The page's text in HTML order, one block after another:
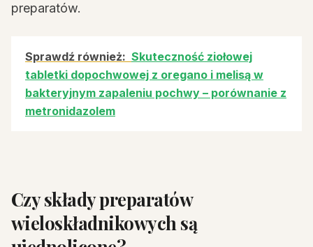
preparatów.
Sprawdź również: Skuteczność ziołowej
tabletki dopochwowej z oregano i melisą w
bakteryjnym zapaleniu pochwy – porównanie z
metronidazolem
Czy składy preparatów
wieloskładnikowych są